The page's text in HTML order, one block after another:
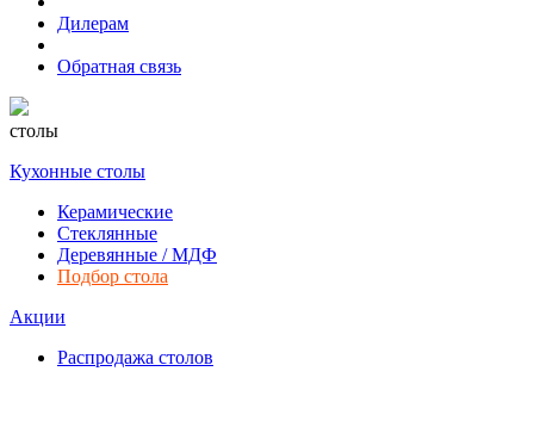
Дилерам
Обратная связь
столы
Кухонные столы
Керамические
Стеклянные
Деревянные / МДФ
Подбор стола
Акции
Распродажа столов